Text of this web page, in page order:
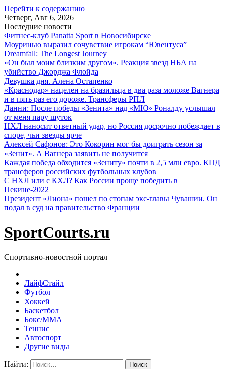
Перейти к содержанию
Четверг, Авг 6, 2026
Последние новости
Фитнес-клуб Panatta Sport в Новосибирске
Моуринью выразил сочувствие игрокам “Ювентуса”
Dreamfall: The Longest Journey
«Он был моим близким другом». Реакция звезд НБА на
убийство Джорджа Флойда
Девушка дня. Алена Остапенко
«Краснодар» нацелен на бразильца в два раза моложе Вагнера
и в пять раз его дороже. Трансферы РПЛ
Данни: После победы «Зенита» над «МЮ» Роналду услышал
от меня пару шуток
НХЛ наносит ответный удар, но Россия досрочно побеждает в
споре, чьи звезды ярче
Алексей Сафонов: Это Кокорин мог бы доиграть сезон за
«Зенит». А Вагнера заявить не получится
Каждая победа обходится «Зениту» почти в 2,5 млн евро. КПД
трансферов российских футбольных клубов
С НХЛ или с КХЛ? Как России проще победить в
Пекине-2022
Президент «Лиона» пошел по стопам экс-главы Чувашии. Он
подал в суд на правительство Франции
SportCourts.ru
Спортивно-новостной портал
ЛайфСтайл
Футбол
Хоккей
Баскетбол
Бокс/MMA
Теннис
Автоспорт
Другие виды
Найти: